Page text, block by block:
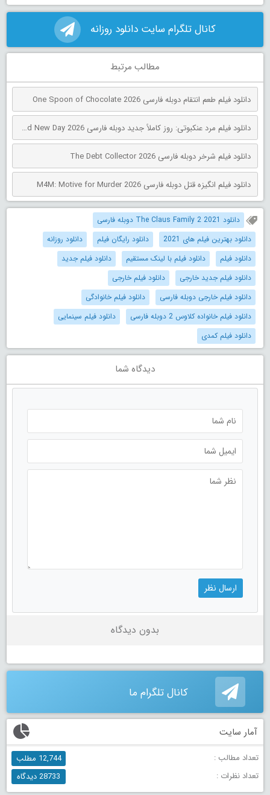
کانال تلگرام سایت دانلود روزانه
مطالب مرتبط
دانلود فیلم طعم انتقام دوبله فارسی One Spoon of Chocolate 2026
دانلود فیلم مرد عنکبوتی: روز کاملاً جدید دوبله فارسی Spider-Man: Brand New Day 2026
دانلود فیلم شرخر دوبله فارسی The Debt Collector 2026
دانلود فیلم انگیزه قتل دوبله فارسی M4M: Motive for Murder 2026
دانلود The Claus Family 2 2021 دوبله فارسی
دانلود بهترین فیلم های 2021
دانلود رایگان فیلم
دانلود روزانه
دانلود فیلم
دانلود فیلم با لینک مستقیم
دانلود فیلم جدید
دانلود فیلم جدید خارجی
دانلود فیلم خارجی
دانلود فیلم خارجی دوبله فارسی
دانلود فیلم خانوادگی
دانلود فیلم خانواده کلاوس 2 دوبله فارسی
دانلود فیلم سینمایی
دانلود فیلم کمدی
دیدگاه شما
بدون دیدگاه
کانال تلگرام ما
آمار سایت
تعداد مطالب :
12,744 مطلب
تعداد نظرات :
28733 دیدگاه